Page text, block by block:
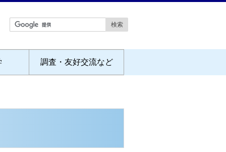
調査・友好交流など